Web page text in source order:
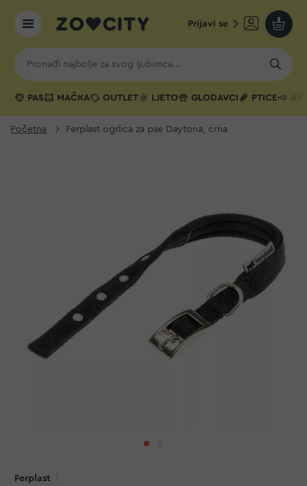
Prijavi se
Moja
PAS MAČKA OUTLET LJETO GLODAVCI PTICE
Početna Ferplast ogrlica za pse Daytona, crna
Ferplast